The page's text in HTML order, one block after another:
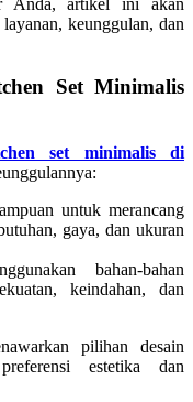
Anda, artikel ini akan
keunggulan, dan
Set Minimalis
set minimalis di
untuk merancang
gaya, dan ukuran
bahan-bahan
keindahan, dan
pilihan desain
estetika dan